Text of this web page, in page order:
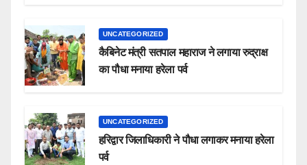
UNCATEGORIZED
कैबिनेट मंत्री सतपाल महाराज ने लगाया रुद्राक्ष
का पौधा मनाया हरेला पर्व
UNCATEGORIZED
हरिद्वार जिलाधिकारी ने पौधा लगाकर मनाया हरेला
पर्व